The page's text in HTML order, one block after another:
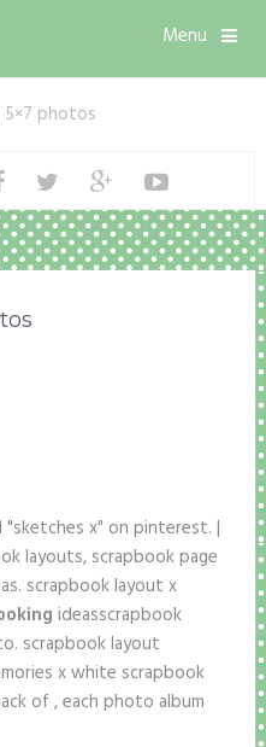
Menu
photos
x" on pinterest. |
layouts, scrapbook page
scrapbook layout x
ideasscrapbook
scrapbook layout
x white scrapbook
of , each photo album